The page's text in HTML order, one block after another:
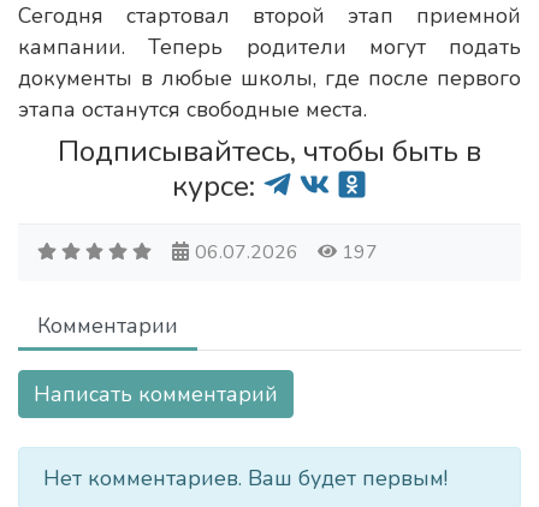
Сегодня стартовал второй этап приемной
кампании. Теперь родители могут подать
документы в любые школы, где после первого
этапа останутся свободные места.
Подписывайтесь, чтобы быть в
курсе:
06.07.2026 197
Комментарии
Написать комментарий
Нет комментариев. Ваш будет первым!